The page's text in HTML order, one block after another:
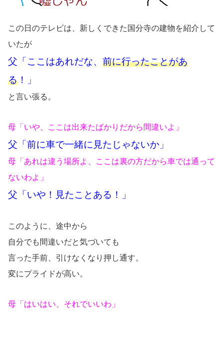
この日のテレビは、新しくできた国分寺の建物を紹介して
いたが
父「ここはあれだな、 前に行ったことがあ
る ！」
と言い張る。
母「いや、ここは出来たばかりだから間違いよ」
父「前に車で一緒に見たじゃないか」
母「あれは違う場所よ、ここは裏の方だから車では通って
ないわよ」
父「いや！見たことある！」
このように、途中から
自分でも間違いだと気づいても
言った手前、引けなくなり押し通す。
変にプライドが高い。
母「はいはい、それでいいわ」